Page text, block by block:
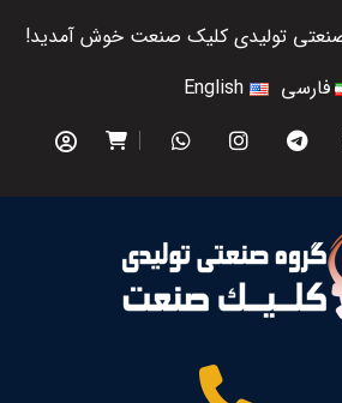
تولیدی کلیک صنعت خوش آمدید!
فارسی
English